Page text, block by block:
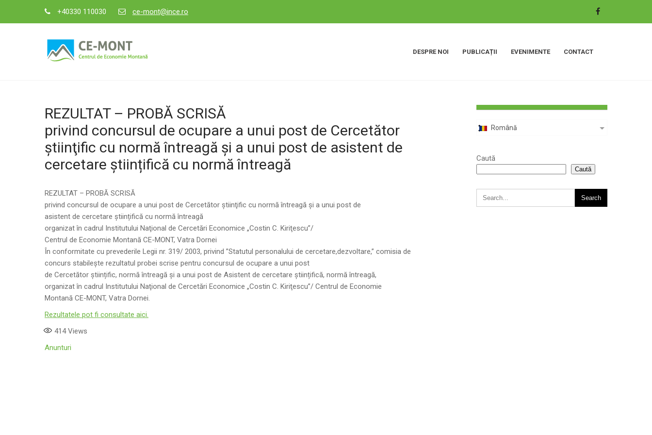
+40330 110030 ce-mont@ince.ro
DESPRE NOI PUBLICAȚII EVENIMENTE CONTACT
REZULTAT – PROBĂ SCRISĂ
privind concursul de ocupare a unui post de Cercetător
ştiinţific cu normă întreagă și a unui post de asistent de
cercetare științifică cu normă întreagă
REZULTAT – PROBĂ SCRISĂ
privind concursul de ocupare a unui post de Cercetător ştiinţific cu normă întreagă și a unui post de
asistent de cercetare științifică cu normă întreagă
organizat în cadrul Institutului Naţional de Cercetări Economice „Costin C. Kiriţescu”/
Centrul de Economie Montană CE-MONT, Vatra Dornei
În conformitate cu prevederile Legii nr. 319/ 2003, privind ”Statutul personalului de cercetare,dezvoltare,” comisia de
concurs stabilește rezultatul probei scrise pentru concursul de ocupare a unui post
de Cercetător științific, normă întreagă și a unui post de Asistent de cercetare științifică, normă întreagă,
organizat în cadrul Institutului Naţional de Cercetări Economice „Costin C. Kiriţescu”/ Centrul de Economie
Montană CE-MONT, Vatra Dornei.
Rezultatele pot fi consultate aici.
414Views
Anunturi
Română
Caută
Caută